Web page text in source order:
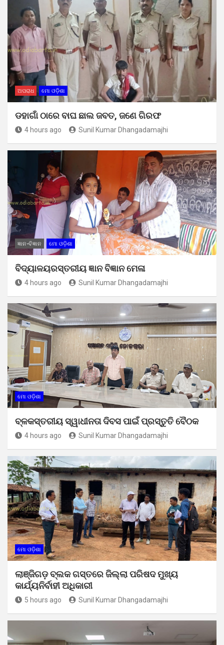
ଅପରାଧ ମୋ ଓଡ଼ିଶା
ଡହାଗାଁ ଠାରେ ବାଘ ଛାଲ ଜବତ, ଜଣେ ଗିରଫ
4 hours ago Sunil Kumar Dhangadamajhi
ଜ୍ଞାନ-ବିଜ୍ଞାନ ମୋ ଓଡ଼ିଶା
ବିଦ୍ୟାଳୟରସ୍ତରୀୟ ଜ୍ଞାନ ବିଜ୍ଞାନ ମେଳା
4 hours ago Sunil Kumar Dhangadamajhi
ମୋ ଓଡ଼ିଶା
ବ୍ଳକସ୍ତରୀୟ ସ୍ୱାଧୀନତା ଦିବସ ପାଇଁ ପ୍ରସ୍ତୁତି ବୈଠକ
4 hours ago Sunil Kumar Dhangadamajhi
ମୋ ଓଡ଼ିଶା
ଲାଞ୍ଜିଗଡ଼ ବ୍ଲକ ଗସ୍ତରେ ଜିଲ୍ଲା ପରିଷଦ ମୁଖ୍ୟ
କାର୍ଯ୍ୟନିର୍ବାହୀ ଅଧିକାରୀ
5 hours ago Sunil Kumar Dhangadamajhi